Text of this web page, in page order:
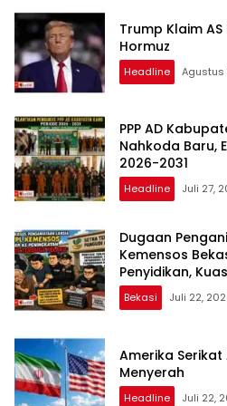
Trump Klaim
Hormuz
Headline Agustus
PPP AD
Nahkoda Baru,
2026-2031
Headline Juli 27,
Dugaan
Kemensos
Penyidikan,
Transparan dan
Bekasi Juli 22,
Amerika Serikat
Menyerah
Headline Juli 22,